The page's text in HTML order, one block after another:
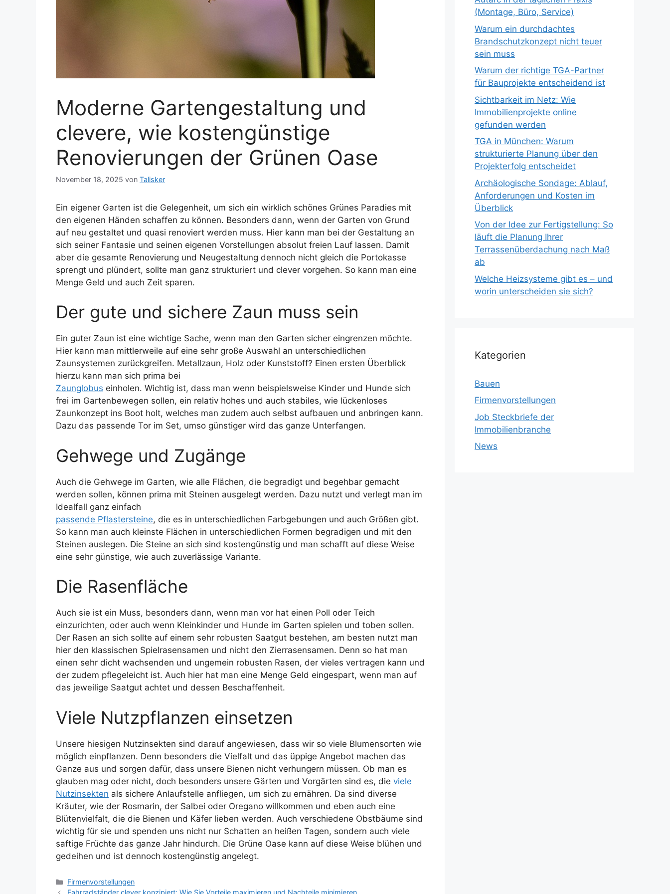
Moderne Gartengestaltung und
clevere, wie kostengünstige
Renovierungen der Grünen Oase
November 18, 2025 von Talisker
Ein eigener Garten ist die Gelegenheit, um sich ein wirklich schönes Grünes Paradies mit
den eigenen Händen schaffen zu können. Besonders dann, wenn der Garten von Grund
auf neu gestaltet und quasi renoviert werden muss. Hier kann man bei der Gestaltung an
sich seiner Fantasie und seinen eigenen Vorstellungen absolut freien Lauf lassen. Damit
aber die gesamte Renovierung und Neugestaltung dennoch nicht gleich die Portokasse
sprengt und plündert, sollte man ganz strukturiert und clever vorgehen. So kann man eine
Menge Geld und auch Zeit sparen.
Der gute und sichere Zaun muss sein
Ein guter Zaun ist eine wichtige Sache, wenn man den Garten sicher eingrenzen möchte.
Hier kann man mittlerweile auf eine sehr große Auswahl an unterschiedlichen
Zaunsystemen zurückgreifen. Metallzaun, Holz oder Kunststoff? Einen ersten Überblick
hierzu kann man sich prima bei
Zaunglobus einholen. Wichtig ist, dass man wenn beispielsweise Kinder und Hunde sich
frei im Gartenbewegen sollen, ein relativ hohes und auch stabiles, wie lückenloses
Zaunkonzept ins Boot holt, welches man zudem auch selbst aufbauen und anbringen kann.
Dazu das passende Tor im Set, umso günstiger wird das ganze Unterfangen.
Gehwege und Zugänge
Auch die Gehwege im Garten, wie alle Flächen, die begradigt und begehbar gemacht
werden sollen, können prima mit Steinen ausgelegt werden. Dazu nutzt und verlegt man im
Idealfall ganz einfach
passende Pflastersteine, die es in unterschiedlichen Farbgebungen und auch Größen gibt.
So kann man auch kleinste Flächen in unterschiedlichen Formen begradigen und mit den
Steinen auslegen. Die Steine an sich sind kostengünstig und man schafft auf diese Weise
eine sehr günstige, wie auch zuverlässige Variante.
Die Rasenfläche
Auch sie ist ein Muss, besonders dann, wenn man vor hat einen Poll oder Teich
einzurichten, oder auch wenn Kleinkinder und Hunde im Garten spielen und toben sollen.
Der Rasen an sich sollte auf einem sehr robusten Saatgut bestehen, am besten nutzt man
hier den klassischen Spielrasensamen und nicht den Zierrasensamen. Denn so hat man
einen sehr dicht wachsenden und ungemein robusten Rasen, der vieles vertragen kann und
der zudem pflegeleicht ist. Auch hier hat man eine Menge Geld eingespart, wenn man auf
das jeweilige Saatgut achtet und dessen Beschaffenheit.
Viele Nutzpflanzen einsetzen
Unsere hiesigen Nutzinsekten sind darauf angewiesen, dass wir so viele Blumensorten wie
möglich einpflanzen. Denn besonders die Vielfalt und das üppige Angebot machen das
Ganze aus und sorgen dafür, dass unsere Bienen nicht verhungern müssen. Ob man es
glauben mag oder nicht, doch besonders unsere Gärten und Vorgärten sind es, die viele
Nutzinsekten als sichere Anlaufstelle anfliegen, um sich zu ernähren. Da sind diverse
Kräuter, wie der Rosmarin, der Salbei oder Oregano willkommen und eben auch eine
Blütenvielfalt, die die Bienen und Käfer lieben werden. Auch verschiedene Obstbäume sind
wichtig für sie und spenden uns nicht nur Schatten an heißen Tagen, sondern auch viele
saftige Früchte das ganze Jahr hindurch. Die Grüne Oase kann auf diese Weise blühen und
gedeihen und ist dennoch kostengünstig angelegt.
Kategorien
Firmenvorstellungen
(Montage, Büro, Service)
Warum ein durchdachtes
Brandschutzkonzept nicht teuer
sein muss
Warum der richtige TGA-Partner
für Bauprojekte entscheidend ist
Sichtbarkeit im Netz: Wie
Immobilienprojekte online
gefunden werden
TGA in München: Warum
strukturierte Planung über den
Projekterfolg entscheidet
Archäologische Sondage: Ablauf,
Anforderungen und Kosten im
Überblick
Von der Idee zur Fertigstellung: So
läuft die Planung Ihrer
Terrassenüberdachung nach Maß
ab
Welche Heizsysteme gibt es – und
worin unterscheiden sie sich?
Kategorien
Bauen
Firmenvorstellungen
Job Steckbriefe der
Immobilienbranche
News